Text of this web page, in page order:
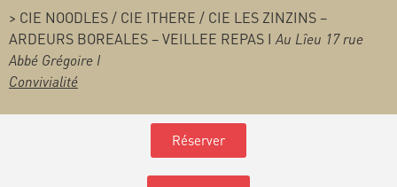
> CIE NOODLES / CIE ITHERE / CIE LES ZINZINS –
ARDEURS BOREALES – VEILLEE REPAS IAu Lîeu 17 rue
Abbé Grégoire I
Convivialité
Réserver